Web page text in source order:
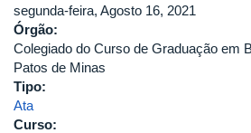
segunda-feira, Agosto 16, 2021
Órgão:
Colegiado do Curso de Graduação em
Patos de Minas
Tipo:
Ata
Curso: